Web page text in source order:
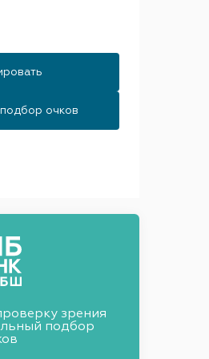
очков
зрения
подбор